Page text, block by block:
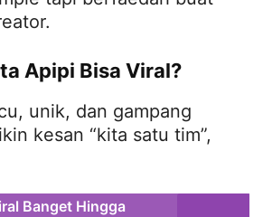
Apipi Bisa Viral?
unik, dan gampang
kesan “kita satu tim”,
Banget Hingga